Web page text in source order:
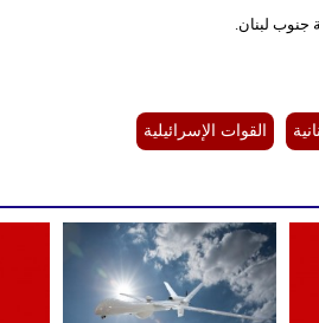
جنوب لبنان.
القوات الإسرائيلية